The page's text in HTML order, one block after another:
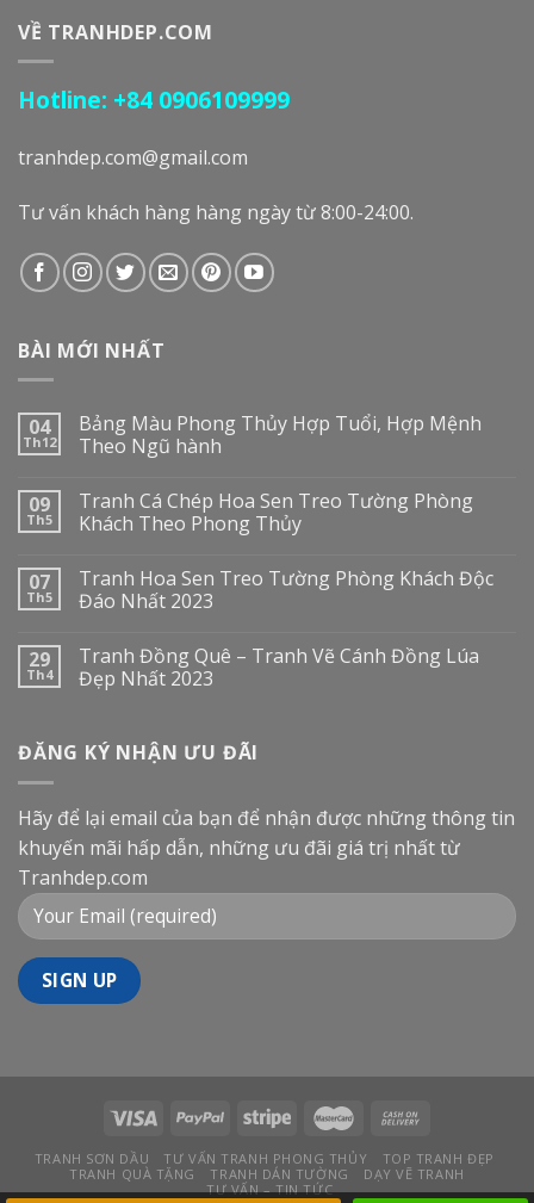
VỀ TRANHDEP.COM
Hotline: +84 0906109999
tranhdep.com@gmail.com
Tư vấn khách hàng hàng ngày từ 8:00-24:00.
BÀI MỚI NHẤT
04
Th12
Bảng Màu Phong Thủy Hợp Tuổi, Hợp Mệnh
Theo Ngũ hành
09
Th5
Tranh Cá Chép Hoa Sen Treo Tường Phòng
Khách Theo Phong Thủy
07
Th5
Tranh Hoa Sen Treo Tường Phòng Khách Độc
Đáo Nhất 2023
29
Th4
Tranh Đồng Quê – Tranh Vẽ Cánh Đồng Lúa
Đẹp Nhất 2023
ĐĂNG KÝ NHẬN ƯU ĐÃI
Hãy để lại email của bạn để nhận được những thông tin
khuyến mãi hấp dẫn, những ưu đãi giá trị nhất từ
Tranhdep.com
TRANH SƠN DẦU TƯ VẤN TRANH PHONG THỦY
TOP TRANH ĐẸP
TRANH QUÀ TẶNG
TRANH DÁN TƯỜNG
DẠY VẼ TRANH
TƯ VẤN – TIN TỨC